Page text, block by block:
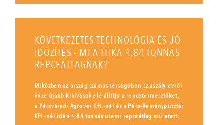
KÖVETKEZETES TECHNOLÓGIA ÉS JÓ
IDŐZÍTÉS - MI A TITKA 4,84 TONNÁS
REPCEÁTLAGNAK?
Miközben az ország számos térségében az aszály évről
évre újabb kihívások elé állítja a repcetermesztőket,
a Pécsváradi Agrover Kft.-nél és a Pécs-Reménypusztai
Kft.-nél idén 4,84 tonnás üzemi repceátlag született.